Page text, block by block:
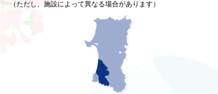
（ただし、施設によって異なる場合があります）